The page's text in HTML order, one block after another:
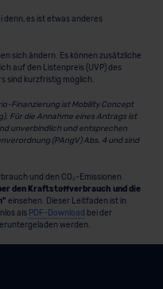
denn, es ist etwas anderes
sich ändern. Es können zusätzliche
auf den Listenpreis (UVP) des
sind kurzfristig möglich.
Finanzierung ist Mobility Concept
Für die Annahme eines Antrags ist
unverbindlich und entsprechen
(PAngV) Abs. 4 und sind
und den CO₂-Emissionen
den Kraftstoffverbrauch und die
einsehen. Dieser Leitfaden ist in
als PDF-Download bei der
werden.